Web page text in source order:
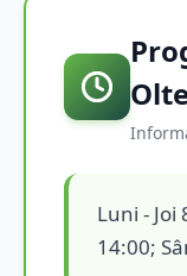
Luni - Joi
14:00;